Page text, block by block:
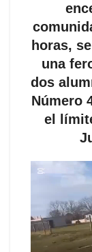
horas,
una
dos
Número
el